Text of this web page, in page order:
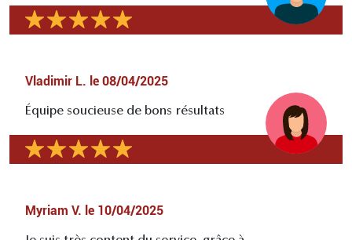
Vladimir L. le 08/04/2025
Équipe soucieuse de bons résultats
Myriam V. le 10/04/2025